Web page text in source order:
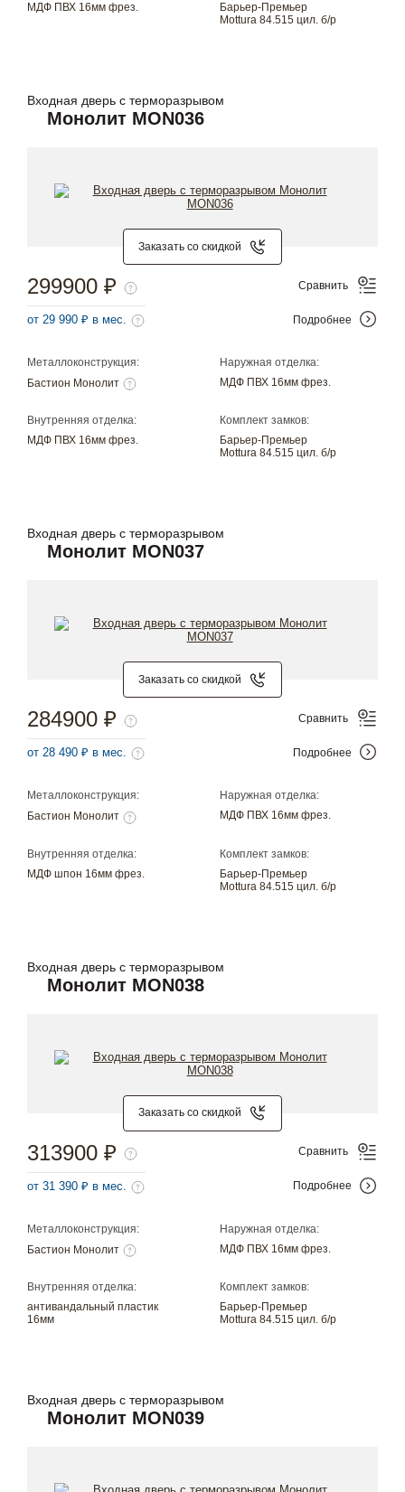
МДФ ПВХ 16мм фрез.
Барьер-Премьер
Mottura 84.515 цил. б/р
Входная дверь с терморазрывом
Монолит MON036
Заказать со скидкой
Металлоконструкция:
Бастион Монолит
Наружная отделка:
МДФ ПВХ 16мм фрез.
Внутренняя отделка:
МДФ ПВХ 16мм фрез.
Комплект замков:
Барьер-Премьер
Mottura 84.515 цил. б/р
299900 ₽
от 29 990 ₽ в мес.
Сравнить
Подробнее
Входная дверь с терморазрывом
Монолит MON037
Заказать со скидкой
Металлоконструкция:
Бастион Монолит
Наружная отделка:
МДФ ПВХ 16мм фрез.
Внутренняя отделка:
МДФ шпон 16мм фрез.
Комплект замков:
Барьер-Премьер
Mottura 84.515 цил. б/р
284900 ₽
от 28 490 ₽ в мес.
Сравнить
Подробнее
Входная дверь с терморазрывом
Монолит MON038
Заказать со скидкой
Металлоконструкция:
Бастион Монолит
Наружная отделка:
МДФ ПВХ 16мм фрез.
Внутренняя отделка:
антивандальный пластик
16мм
Комплект замков:
Барьер-Премьер
Mottura 84.515 цил. б/р
313900 ₽
от 31 390 ₽ в мес.
Сравнить
Подробнее
Входная дверь с терморазрывом
Монолит MON039